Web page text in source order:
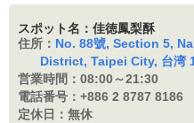
スポット名：佳徳鳳梨酥
住所： No. 88號, Section 5,
District, Taipei City, 台湾
営業時間： 08:00～21:30
電話番号： +886 2 8787 8186
定休日： 無休